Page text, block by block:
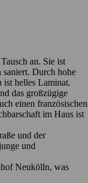
an. Sie ist
Durch hohe
ist helles Laminat.
das großzügige
einen französischen
im Haus ist
und der
und
Neukölln, was